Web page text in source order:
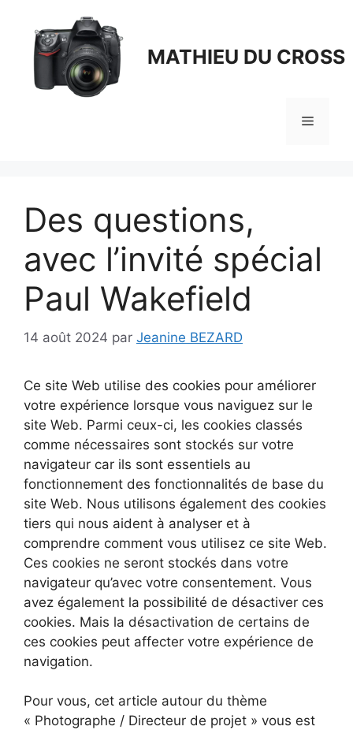
contenu
MATHIEU DU CROSS
Menu
Des questions,
avec l’invité spécial
Paul Wakefield
14 août 2024 par Jeanine BEZARD
Ce site Web utilise des cookies pour améliorer
votre expérience lorsque vous naviguez sur le
site Web. Parmi ceux-ci, les cookies classés
comme nécessaires sont stockés sur votre
navigateur car ils sont essentiels au
fonctionnement des fonctionnalités de base du
site Web. Nous utilisons également des cookies
tiers qui nous aident à analyser et à
comprendre comment vous utilisez ce site Web.
Ces cookies ne seront stockés dans votre
navigateur qu’avec votre consentement. Vous
avez également la possibilité de désactiver ces
cookies. Mais la désactivation de certains de
ces cookies peut affecter votre expérience de
navigation.
Pour vous, cet article autour du thème
« Photographe / Directeur de projet » vous est